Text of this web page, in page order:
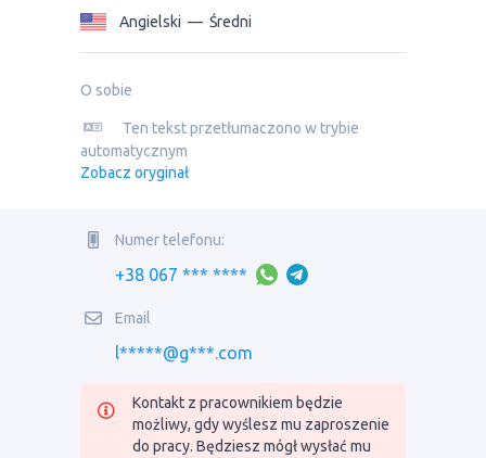
Angielski — Średni
O sobie
Ten tekst przetłumaczono w trybie
automatycznym
Zobacz oryginał
Numer telefonu:
+38 067 *** ****
Email
l*****@g***.com
Kontakt z pracownikiem będzie
możliwy, gdy wyślesz mu zaproszenie
do pracy. Będziesz mógł wysłać mu